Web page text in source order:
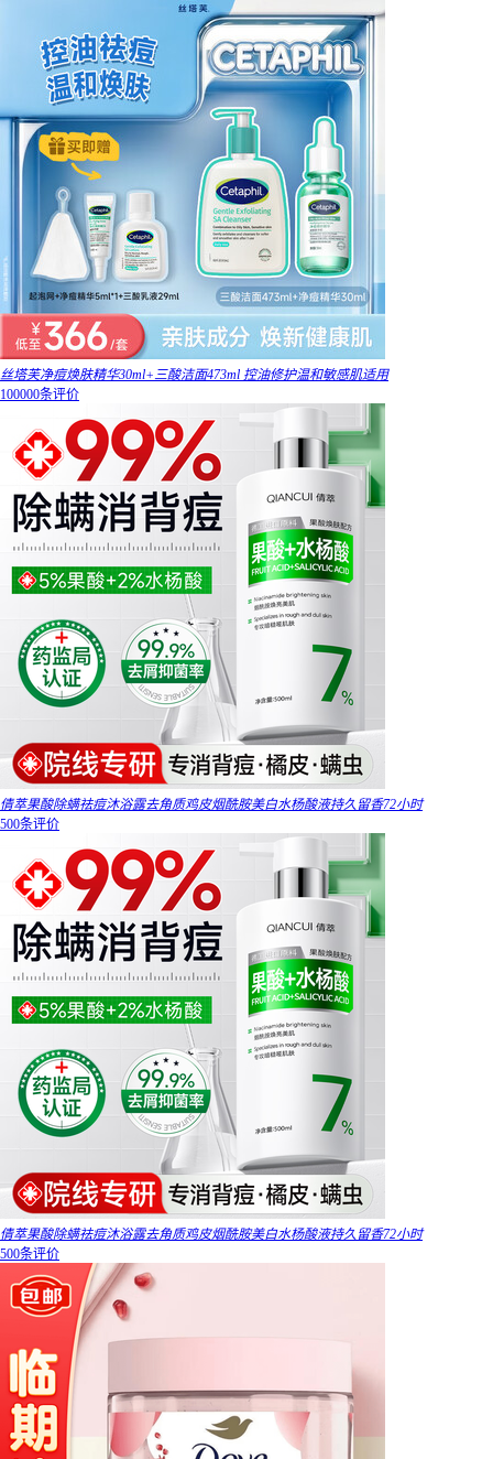
丝塔芙净痘焕肤精华30ml+三酸洁面473ml 控油修护温和敏感肌适用
100000条评价
倩萃果酸除螨祛痘沐浴露去角质鸡皮烟酰胺美白水杨酸液持久留香72小时
500条评价
倩萃果酸除螨祛痘沐浴露去角质鸡皮烟酰胺美白水杨酸液持久留香72小时
500条评价